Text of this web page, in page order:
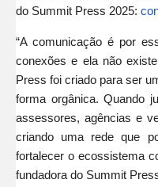
do Summit Press 2025:
“A comunicação é por
conexões e ela não
Press foi criado para ser
forma orgânica. Quando
assessores, agências e
criando uma rede que
fortalecer o ecossistema
fundadora do Summit